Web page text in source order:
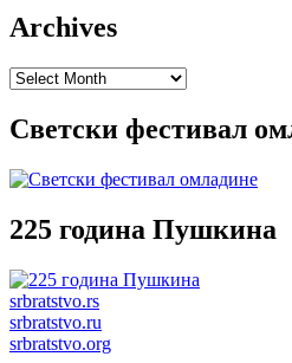
Archives
Archives
Светски фестивал
225 година Пушкина
srbratstvo.rs
srbratstvo.ru
srbratstvo.org